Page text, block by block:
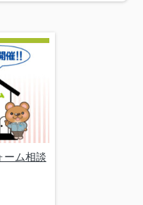
ーム相談